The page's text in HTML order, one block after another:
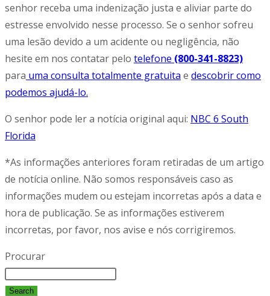
senhor receba uma indenização justa e aliviar parte do
estresse envolvido nesse processo. Se o senhor sofreu
uma lesão devido a um acidente ou negligência, não
hesite em nos contatar pelo telefone (800-341-8823)
para uma consulta totalmente gratuita e descobrir como
podemos ajudá-lo.
O senhor pode ler a notícia original aqui: NBC 6 South
Florida
*As informações anteriores foram retiradas de um artigo
de notícia online. Não somos responsáveis caso as
informações mudem ou estejam incorretas após a data e
hora de publicação. Se as informações estiverem
incorretas, por favor, nos avise e nós corrigiremos.
Procurar
Search